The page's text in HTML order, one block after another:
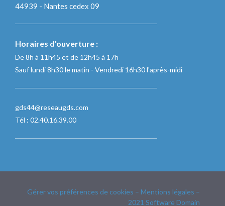
44939 - Nantes cedex 09
Horaires d'ouverture :
De 8h à 11h45 et de 12h45 à 17h
Sauf lundi 8h30 le matin - Vendredi 16h30 l'après-midi
gds44@reseaugds.com
Tél : 02.40.16.39.00
Gérer vos préférences de cookies – Mentions légales –
2021 Software Domain